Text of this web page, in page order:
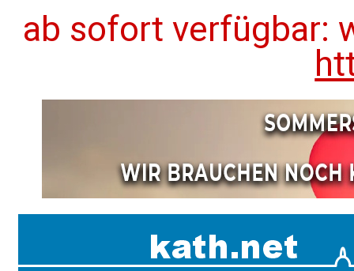
ab sofort verfügbar: